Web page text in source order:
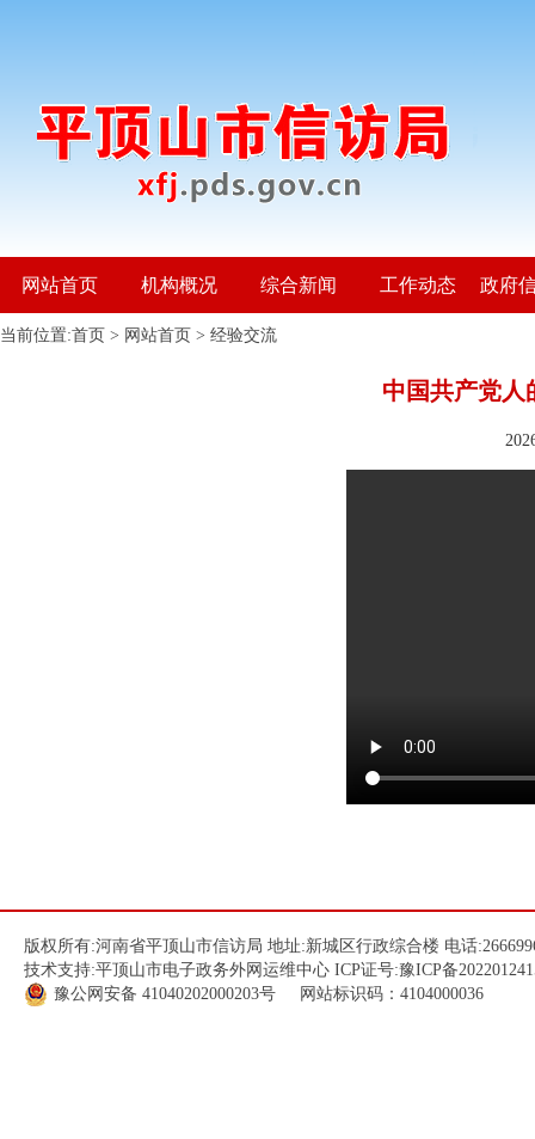
网站首页 机构概况 综合新闻 工作动态 政府
当前位置:首页 > 网站首页 > 经验交流
中国共产党
版权所有:河南省平顶山市信访局 地址:新城区行政综合楼 电话
技术支持:平顶山市电子政务外网运维中心 ICP证号:豫ICP备
豫公网安备 41040202000203号 网站标识码：4104000036